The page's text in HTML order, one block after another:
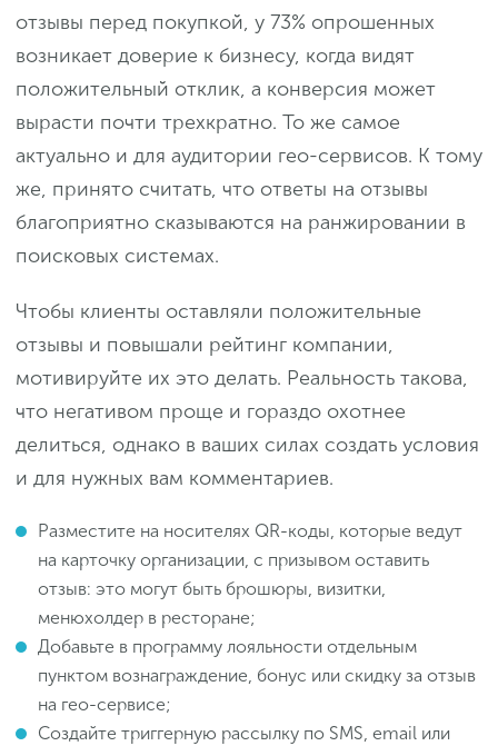
отзывы перед покупкой, у 73% опрошенных
возникает доверие к бизнесу, когда видят
положительный отклик, а конверсия может
вырасти почти трехкратно. То же самое
актуально и для аудитории гео-сервисов. К тому
же, принято считать, что ответы на отзывы
благоприятно сказываются на ранжировании в
поисковых системах.
Чтобы клиенты оставляли положительные
отзывы и повышали рейтинг компании,
мотивируйте их это делать. Реальность такова,
что негативом проще и гораздо охотнее
делиться, однако в ваших силах создать условия
и для нужных вам комментариев.
Разместите на носителях QR-коды, которые ведут
на карточку организации, с призывом оставить
отзыв: это могут быть брошюры, визитки,
менюхолдер в ресторане;
Добавьте в программу лояльности отдельным
пунктом вознаграждение, бонус или скидку за отзыв
на гео-сервисе;
Создайте триггерную рассылку по SMS, email или